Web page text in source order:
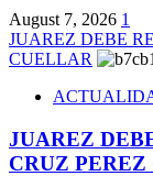
August 7, 2026 1
JUAREZ DEBE
CUELLAR
JUAREZ
CRUZ